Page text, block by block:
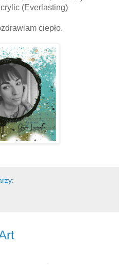
(Everlasting)
ciepło.